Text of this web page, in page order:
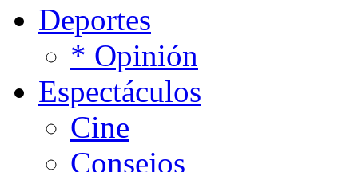
Deportes
* Opinión
Espectáculos
Cine
Consejos